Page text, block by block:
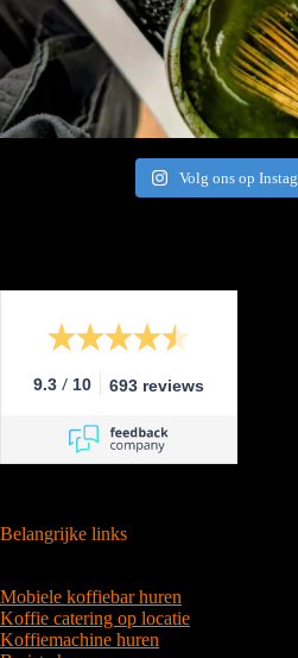
Volg ons op
9.3 / 10 693 reviews
Belangrijke links
Mobiele koffiebar huren
Koffie catering op locatie
Koffiemachine huren